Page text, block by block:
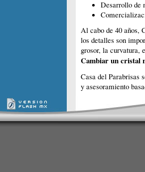
Desarrollo de
Al cabo de 40 años,
los detalles son
grosor, la curvatura,
Cambiar un cristal
Casa del Parabrisas
y asesoramiento